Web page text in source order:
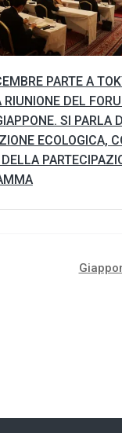
PARTE A
RIUNIONE DEL
SI PARLA
ECOLOGICA,